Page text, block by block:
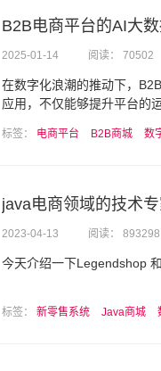
B2B电商平台的AI大
2025-01-14 阅读： 70502
在数字化浪潮的推动下，
应用，不仅能够提升平台的
标签： 电商平台 B2B商城 数
java电商领域的技术
2023-04-13 阅读： 893298
今天介绍一下Legendshop
标签： 新零售系统 Java商城